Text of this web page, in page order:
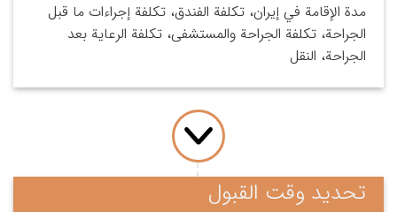
مدة الإقامة في إيران، تكلفة الفندق، تكلفة إجراءات ما قبل
الجراحة، تكلفة الجراحة والمستشفى، تكلفة الرعاية بعد
الجراحة، النقل
تحديد وقت القبول